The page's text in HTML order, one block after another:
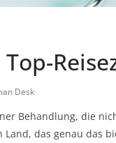
Desk
Behandlung, die
das genau das